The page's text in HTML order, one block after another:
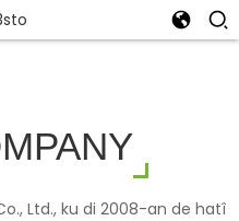
Ltd., ku di 2008-an de hatî